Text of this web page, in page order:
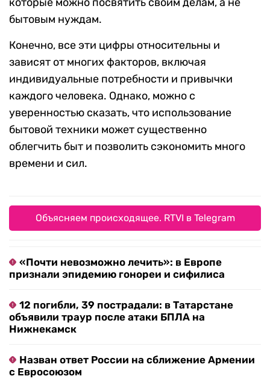
бытовым нуждам.
Конечно, все эти цифры относительны и
зависят от многих факторов, включая
индивидуальные потребности и привычки
каждого человека. Однако, можно с
уверенностью сказать, что использование
бытовой техники может существенно
облегчить быт и позволить сэкономить много
времени и сил.
Объясняем происходящее. RTVI в Telegram
«Почти невозможно лечить»: в Европе
признали эпидемию гонореи и сифилиса
12 погибли, 39 пострадали: в Татарстане
объявили траур после атаки БПЛА на
Нижнекамск
Назван ответ России на сближение Армении
с Евросоюзом